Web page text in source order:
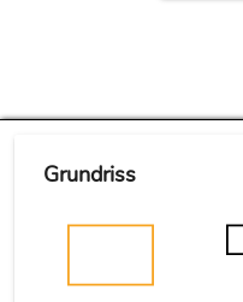
Grundriss